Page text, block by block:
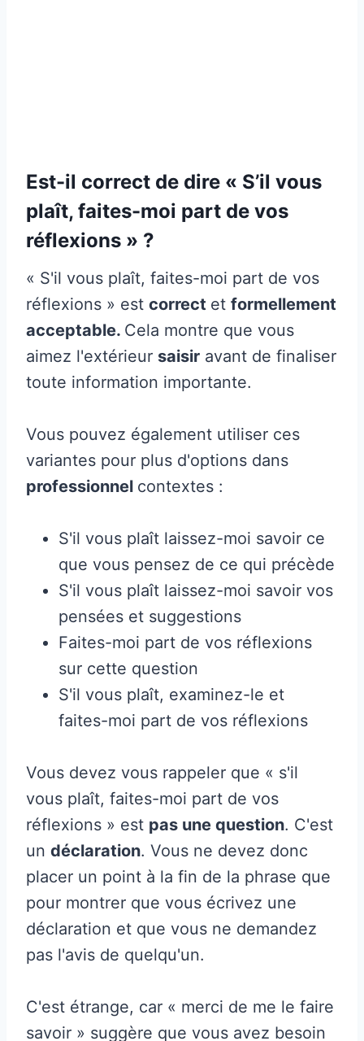
Est-il correct de dire « S’il vous
plaît, faites-moi part de vos
réflexions » ?
« S'il vous plaît, faites-moi part de vos
réflexions » est correct et formellement
acceptable. Cela montre que vous
aimez l'extérieur saisir avant de finaliser
toute information importante.
Vous pouvez également utiliser ces
variantes pour plus d'options dans
professionnel contextes :
S'il vous plaît laissez-moi savoir ce
que vous pensez de ce qui précède
S'il vous plaît laissez-moi savoir vos
pensées et suggestions
Faites-moi part de vos réflexions
sur cette question
S'il vous plaît, examinez-le et
faites-moi part de vos réflexions
Vous devez vous rappeler que « s'il
vous plaît, faites-moi part de vos
réflexions » est pas une question. C'est
un déclaration. Vous ne devez donc
placer un point à la fin de la phrase que
pour montrer que vous écrivez une
déclaration et que vous ne demandez
pas l'avis de quelqu'un.
C'est étrange, car « merci de me le faire
savoir » suggère que vous avez besoin